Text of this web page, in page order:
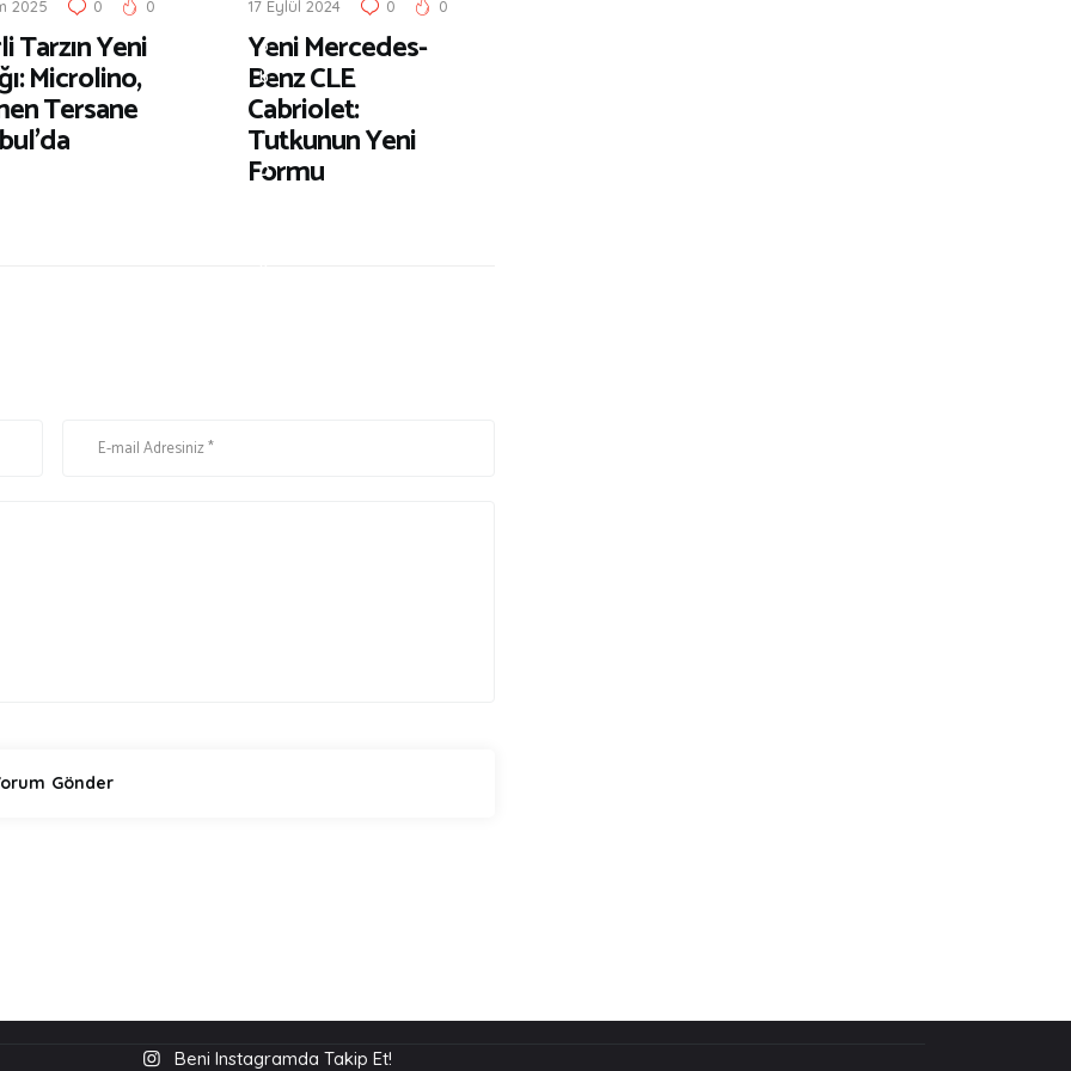
2025 0 0
Tarzın Yeni
Microlino,
Tersane
m
o
b
i
l
D
17 Eylül 2024 0 0
Yeni Mercedes-
Benz CLE
Cabriolet:
Tutkunun Yeni
Formu
Beni Instagramda Takip Et!